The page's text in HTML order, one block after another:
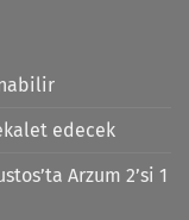
edecek
Arzum 2’si 1